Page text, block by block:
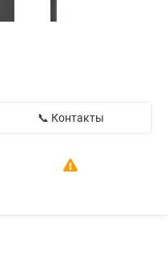
📞 Контакты